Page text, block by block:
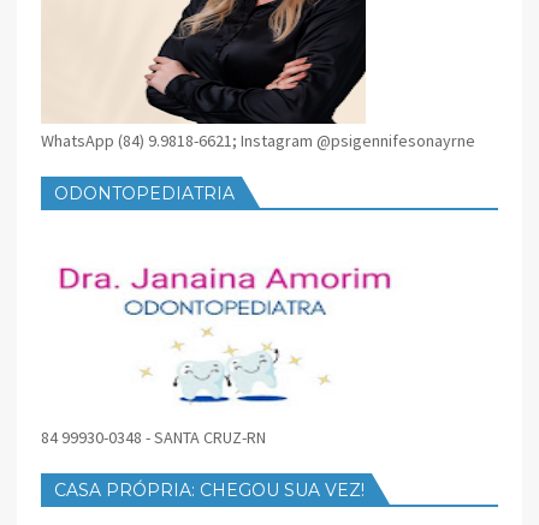
WhatsApp (84) 9.9818-6621; Instagram @psigennifesonayrne
ODONTOPEDIATRIA
84 99930-0348 - SANTA CRUZ-RN
CASA PRÓPRIA: CHEGOU SUA VEZ!